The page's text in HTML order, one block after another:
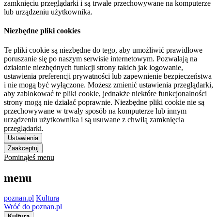
zamknięciu przeglądarki i są trwale przechowywane na komputerze
lub urządzeniu użytkownika.
Niezbędne pliki cookies
Te pliki cookie są niezbędne do tego, aby umożliwić prawidłowe
poruszanie się po naszym serwisie internetowym. Pozwalają na
działanie niezbędnych funkcji strony takich jak logowanie,
ustawienia preferencji prywatności lub zapewnienie bezpieczeństwa
i nie mogą być wyłączone. Możesz zmienić ustawienia przeglądarki,
aby zablokować te pliki cookie, jednakże niektóre funkcjonalności
strony mogą nie działać poprawnie. Niezbędne pliki cookie nie są
przechowywane w trwały sposób na komputerze lub innym
urządzeniu użytkownika i są usuwane z chwilą zamknięcia
przeglądarki.
Ustawienia
Zaakceptuj
Pominąłeś menu
menu
poznan.pl Kultura
Wróć do poznan.pl